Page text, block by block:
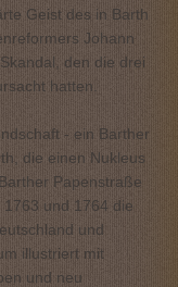
Geist des in Barth
Johann
den die drei
hatten.
- ein Barther
die einen Nukleus
Papenstraße
und 1764 die
und
illustriert mit
und neu